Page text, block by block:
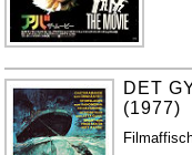
DET
(1977)